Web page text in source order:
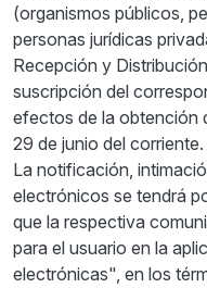
(organismos públicos,
personas jurídicas
Recepción y
suscripción del
efectos de la obtención
29 de junio del corriente.
La notificación,
electrónicos se tendrá
que la respectiva
para el usuario en la
electrónicas", en los